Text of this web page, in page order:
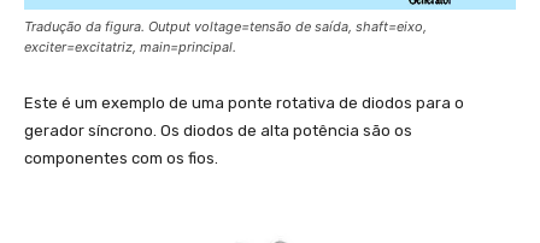
Tradução da figura. Output voltage=tensão de saída, shaft=eixo,
exciter=excitatriz, main=principal.
Este é um exemplo de uma ponte rotativa de diodos para o
gerador síncrono. Os diodos de alta potência são os
componentes com os fios.